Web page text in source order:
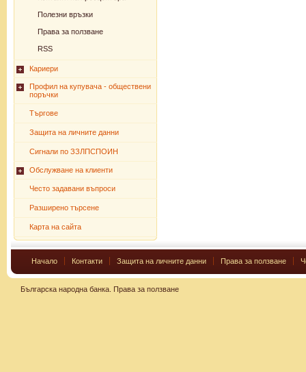
Полезни връзки
Права за ползване
RSS
Кариери
Профил на купувача - обществени
поръчки
Търгове
Защита на личните данни
Сигнали по ЗЗЛПСПОИН
Обслужване на клиенти
Често задавани въпроси
Разширено търсене
Карта на сайта
Начало Контакти Защита на личните данни Права за ползване
Българска народна банка. Права за ползване